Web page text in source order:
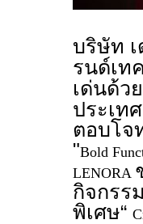
บริษัท
รนด์เท
เด่นด้ว
ประเท
ตอบโจ
"Bold
LENORA
กิจกรร
พิเศษ“